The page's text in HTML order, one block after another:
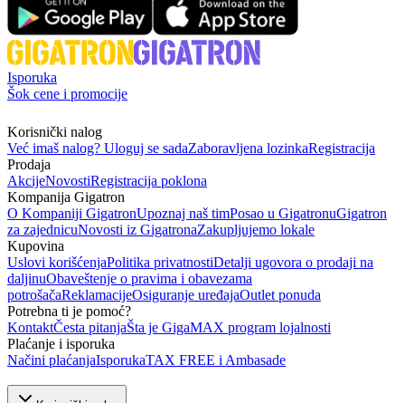
Isporuka
Šok cene i promocije
Korisnički nalog
Već imaš nalog? Uloguj se sadaZaboravljena lozinkaRegistracija
Prodaja
AkcijeNovostiRegistracija poklona
Kompanija Gigatron
O Kompaniji GigatronUpoznaj naš timPosao u GigatronuGigatron
za zajednicuNovosti iz GigatronaZakupljujemo lokale
Kupovina
Uslovi korišćenjaPolitika privatnostiDetalji ugovora o prodaji na
daljinuObaveštenje o pravima i obavezama
potrošačaReklamacijeOsiguranje uređajaOutlet ponuda
Potrebna ti je pomoć?
KontaktČesta pitanjaŠta je GigaMAX program lojalnosti
Plaćanje i isporuka
Načini plaćanjaIsporukaTAX FREE i Ambasade